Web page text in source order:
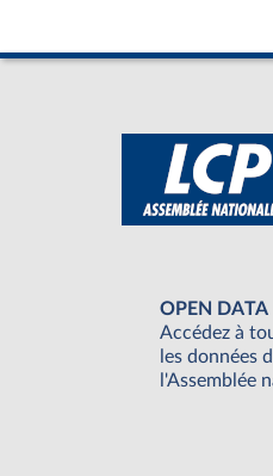
OPEN DATA
Accédez à
les données
l'Assemblée